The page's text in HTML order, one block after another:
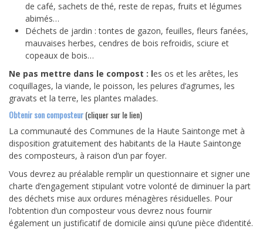
de café, sachets de thé, reste de repas, fruits et légumes
abimés…
Déchets de jardin : tontes de gazon, feuilles, fleurs fanées,
mauvaises herbes, cendres de bois refroidis, sciure et
copeaux de bois…
Ne pas mettre dans le compost : les os et les arêtes, les
coquillages, la viande, le poisson, les pelures d’agrumes, les
gravats et la terre, les plantes malades.
Obtenir son composteur(cliquer sur le lien)
La communauté des Communes de la Haute Saintonge met à
disposition gratuitement des habitants de la Haute Saintonge
des composteurs, à raison d’un par foyer.
Vous devrez au préalable remplir un questionnaire et signer une
charte d’engagement stipulant votre volonté de diminuer la part
des déchets mise aux ordures ménagères résiduelles. Pour
l’obtention d’un composteur vous devrez nous fournir
également un justificatif de domicile ainsi qu’une pièce d’identité.